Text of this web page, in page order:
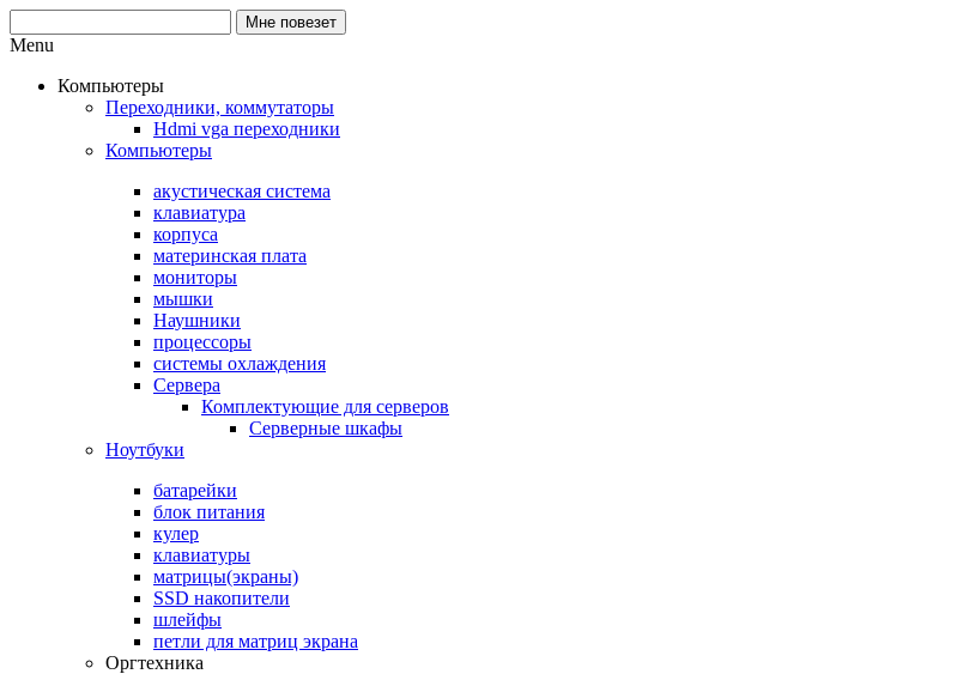
Menu
Компьютеры
Переходники, коммутаторы
Hdmi vga переходники
Компьютеры
акустическая система
клавиатура
корпуса
материнская плата
мониторы
мышки
Наушники
процессоры
системы охлаждения
Сервера
Комплектующие для серверов
Серверные шкафы
Ноутбуки
батарейки
блок питания
кулер
клавиатуры
матрицы(экраны)
SSD накопители
шлейфы
петли для матриц экрана
Оргтехника